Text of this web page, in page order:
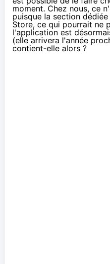
moment. Chez nous, ce
puisque la section
Store, ce qui pourrait ne
l'application est
(elle arrivera l'année
contient-elle alors ?